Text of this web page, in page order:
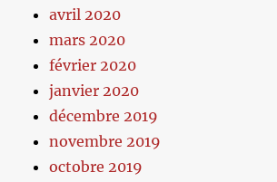
avril 2020
mars 2020
février 2020
janvier 2020
décembre 2019
novembre 2019
octobre 2019